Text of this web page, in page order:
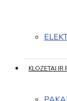
KLOZETAI IR